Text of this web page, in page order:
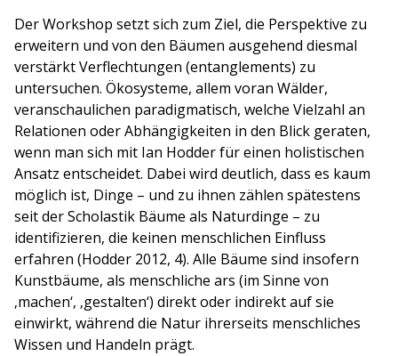
Der Workshop setzt sich zum Ziel, die Perspektive zu
erweitern und von den Bäumen ausgehend diesmal
verstärkt Verflechtungen (entanglements) zu
untersuchen. Ökosysteme, allem voran Wälder,
veranschaulichen paradigmatisch, welche Vielzahl an
Relationen oder Abhängigkeiten in den Blick geraten,
wenn man sich mit Ian Hodder für einen holistischen
Ansatz entscheidet. Dabei wird deutlich, dass es kaum
möglich ist, Dinge – und zu ihnen zählen spätestens
seit der Scholastik Bäume als Naturdinge – zu
identifizieren, die keinen menschlichen Einfluss
erfahren (Hodder 2012, 4). Alle Bäume sind insofern
Kunstbäume, als menschliche ars (im Sinne von
‚machen‘, ‚gestalten‘) direkt oder indirekt auf sie
einwirkt, während die Natur ihrerseits menschliches
Wissen und Handeln prägt.